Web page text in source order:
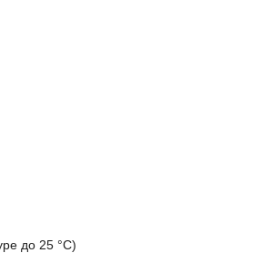
до 25 °С)